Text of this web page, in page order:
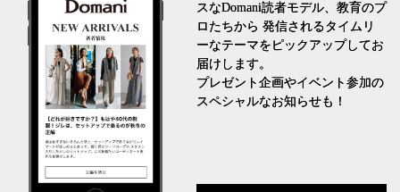
スなDomani読者モデル、教育のプ
ロたちから 発信されるタイムリ
ーなテーマをピックアップしてお
届けします。
プレゼント企画やイベント参加の
スペシャルなお知らせも！